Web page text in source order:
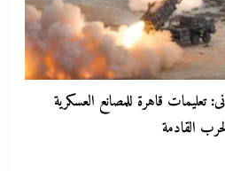
الصمت المصري: القاهرة جاية في
الشرق الأوسط؟